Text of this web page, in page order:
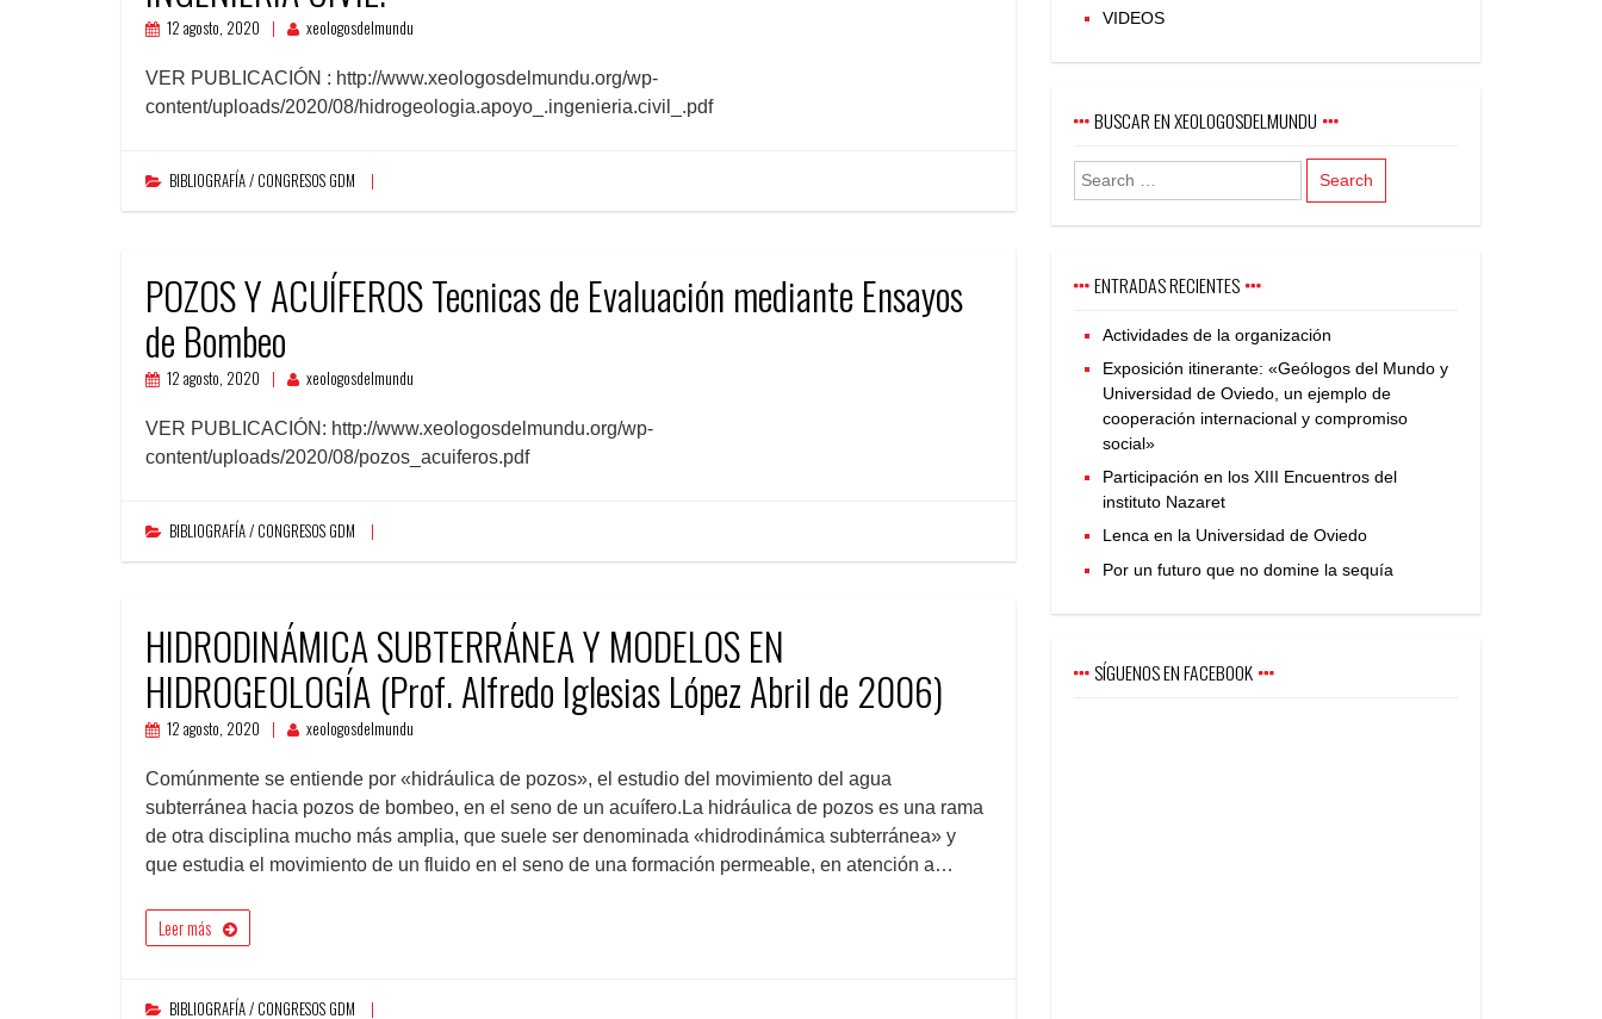
12 agosto, 2020 xeologosdelmundu
VER PUBLICACIÓN : http://www.xeologosdelmundu.org/wp-
content/uploads/2020/08/hidrogeologia.apoyo_.ingenieria.civil_.pdf
BIBLIOGRAFÍA / CONGRESOS GDM
POZOS Y ACUÍFEROS Tecnicas de Evaluación mediante Ensayos
de Bombeo
12 agosto, 2020 xeologosdelmundu
VER PUBLICACIÓN: http://www.xeologosdelmundu.org/wp-
content/uploads/2020/08/pozos_acuiferos.pdf
BIBLIOGRAFÍA / CONGRESOS GDM
HIDRODINÁMICA SUBTERRÁNEA Y MODELOS EN
HIDROGEOLOGÍA (Prof. Alfredo Iglesias López Abril de 2006)
12 agosto, 2020 xeologosdelmundu
Comúnmente se entiende por «hidráulica de pozos», el estudio del movimiento del agua
subterránea hacia pozos de bombeo, en el seno de un acuífero.La hidráulica de pozos es una rama
de otra disciplina mucho más amplia, que suele ser denominada «hidrodinámica subterránea» y
que estudia el movimiento de un fluido en el seno de una formación permeable, en atención a…
Leer más
BIBLIOGRAFÍA / CONGRESOS GDM
VIDEOS
BUSCAR EN XEOLOGOSDELMUNDU
ENTRADAS RECIENTES
Actividades de la organización
Exposición itinerante: «Geólogos del Mundo y
Universidad de Oviedo, un ejemplo de
cooperación internacional y compromiso
social»
Participación en los XIII Encuentros del
instituto Nazaret
Lenca en la Universidad de Oviedo
Por un futuro que no domine la sequía
SÍGUENOS EN FACEBOOK